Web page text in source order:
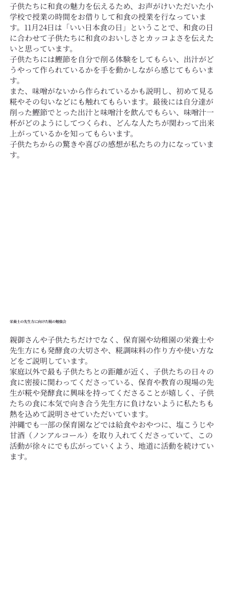
子供たちに和食の魅力を伝えるため、お声がけいただいた小
学校で授業の時間をお借りして和食の授業を行なっていま
す。11月24日は「いい日本食の日」ということで、和食の日
に合わせて子供たちに和食のおいしさとカッコよさを伝えた
いと思っています。
子供たちには鰹節を自分で削る体験をしてもらい、出汁がど
うやって作られているかを手を動かしながら感じてもらいま
す。
また、味噌がないから作られているかも説明し、初めて見る
糀やその匂いなどにも触れてもらいます。最後には自分達が
削った鰹節でとった出汁と味噌汁を飲んでもらい、味噌汁一
杯がどのようにしてつくられ、どんな人たちが関わって出来
上がっているかを知ってもらいます。
​子供たちからの驚きや喜びの感想が私たちの力になっていま
す。
​ 栄養士の先生方に向けた糀の勉強会
親御さんや子供たちだけでなく、保育園や幼稚園の栄養士や
先生方にも発酵食の大切さや、糀調味料の作り方や使い方な
どをご説明しています。
家庭以外で最も子供たちとの距離が近く、子供たちの日々の
食に密接に関わってくださっている、保育や教育の現場の先
生が糀や発酵食に興味を持ってくださることが嬉しく、子供
たちの食に本気で向き合う先生方に負けないように私たちも
熱を込めて説明させていただいています。
​沖縄でも一部の保育園などでは給食やおやつに、塩こうじや
甘酒（ノンアルコール）を取り入れてくださっていて、この
活動が徐々にでも広がっていくよう、地道に活動を続けてい
ます。